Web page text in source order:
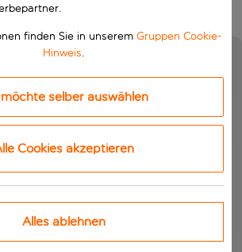
finden Sie in unserem Gruppen Cookie-
Hinweis.
selber auswählen
Cookies akzeptieren
Alles ablehnen